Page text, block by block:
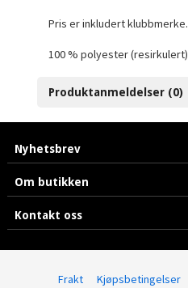
Pris er inkludert klubbmerke.
100 % polyester (resirkulert)
Produktanmeldelser (0)
Nyhetsbrev
Om butikken
Kontakt oss
Frakt Kjøpsbetingelser